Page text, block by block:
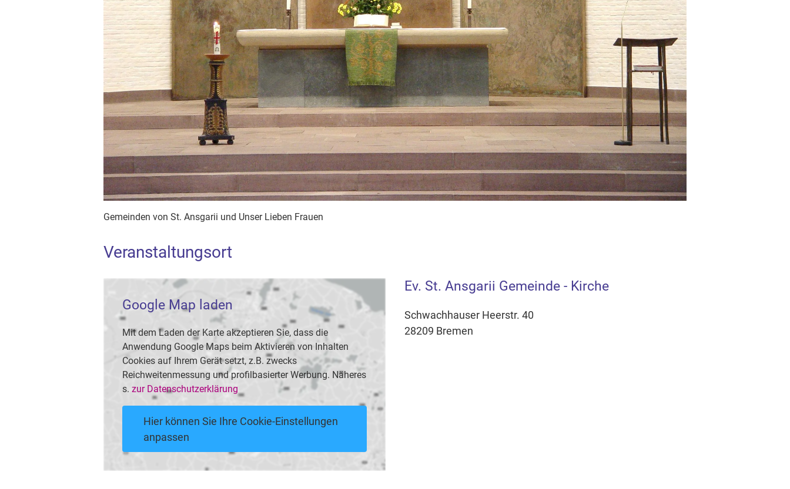
Gemeinden von St. Ansgarii und Unser Lieben Frauen
Veranstaltungsort
Google Map laden
Mit dem Laden der Karte akzeptieren Sie, dass die
Anwendung Google Maps beim Aktivieren von Inhalten
Cookies auf Ihrem Gerät setzt, z.B. zwecks
Reichweitenmessung und profilbasierter Werbung. Näheres
s. zur Datenschutzerklärung
Hier können Sie Ihre Cookie-Einstellungen
anpassen
Ev. St. Ansgarii Gemeinde - Kirche
Schwachhauser Heerstr. 40
28209 Bremen